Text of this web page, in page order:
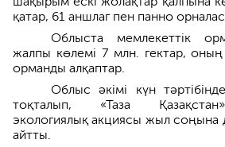
қатар, 61 аншлаг пен панно
Облыста мемлекеттік
жалпы көлемі 7 млн. гектар,
орманды алқаптар.
Облыс әкімі күн
тоқталып, «Таза
экологиялық акциясы жыл соңына
айтты.